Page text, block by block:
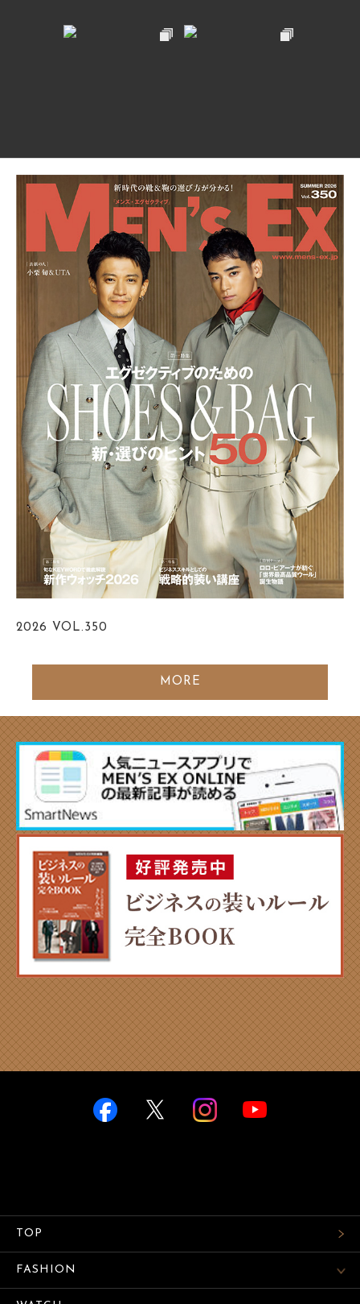
2026 VOL.350
MORE
TOP
FASHION